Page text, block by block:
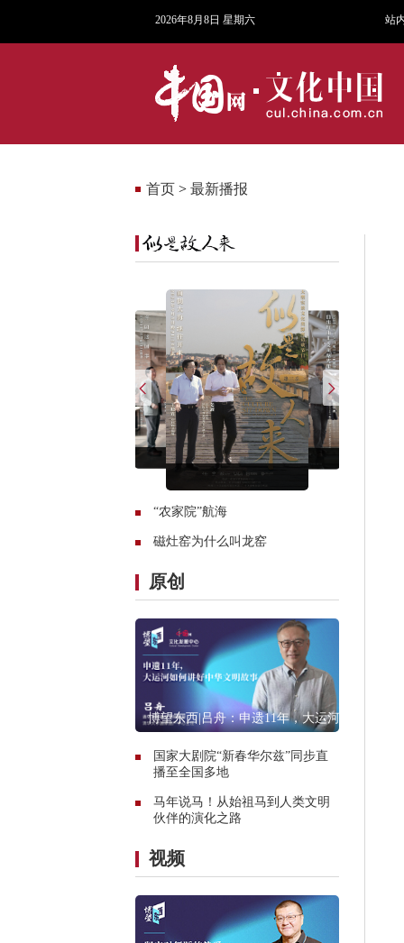
2026年8月8日 星期六 站
首页 > 最新播报
“农家院”航海
磁灶窑为什么叫龙窑
原创
博望东西|吕舟：申遗11年，大运河
国家大剧院“新春华尔兹”同步直
播至全国多地
马年说马！从始祖马到人类文明
伙伴的演化之路
视频